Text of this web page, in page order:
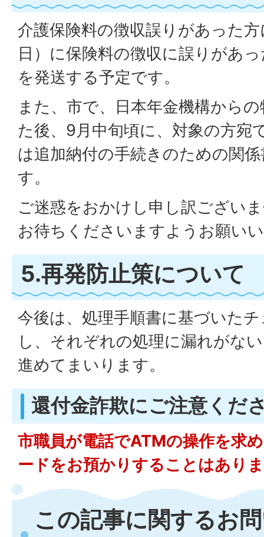
介護保険料の徴収誤りがあった
日）に保険料の徴収に誤りがあ
を発送する予定です。
また、市で、日本年金機構から
た後、9月中旬頃に、対象の方宛
は追加納付の手続きのための関
す。
ご迷惑をおかけし申し訳ござい
お待ちくださいますようお願い
5.再発防止策について
今後は、処理手順書に基づいた
し、それぞれの処理に漏れがな
進めてまいります。
還付金詐欺にご注意くだ
市職員が電話でATMの操作を求
ードをお預かりすることはあり
この記事に関するお